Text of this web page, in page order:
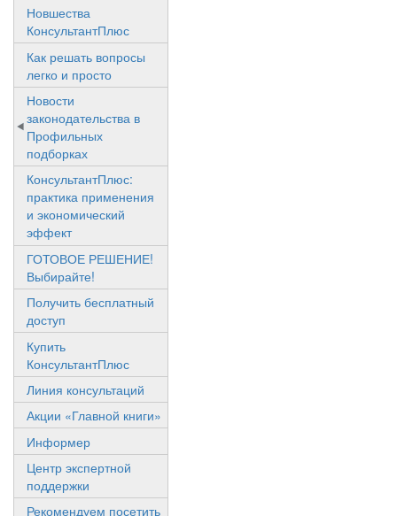
Новшества
КонсультантПлюс
Как решать вопросы
легко и просто
Новости
законодательства в
Профильных
подборках
КонсультантПлюс:
практика применения
и экономический
эффект
ГОТОВОЕ РЕШЕНИЕ!
Выбирайте!
Получить бесплатный
доступ
Купить
КонсультантПлюс
Линия консультаций
Акции «Главной книги»
Информер
Центр экспертной
поддержки
Рекомендуем посетить